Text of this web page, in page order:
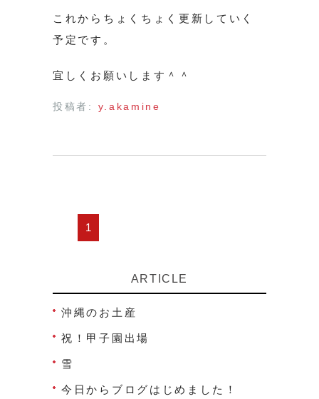
これからちょくちょく更新していく
予定です。
宜しくお願いします＾＾
投稿者: y.akamine
1
ARTICLE
沖縄のお土産
祝！甲子園出場
雪
今日からブログはじめました！